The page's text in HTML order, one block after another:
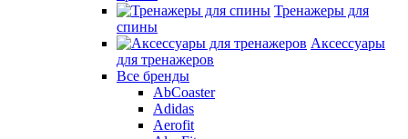
Тренажеры для
спины
Аксессуары
для тренажеров
Все бренды
AbCoaster
Adidas
Aerofit